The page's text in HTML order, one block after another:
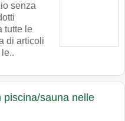
senza
tutte le
di articoli
piscina/sauna nelle